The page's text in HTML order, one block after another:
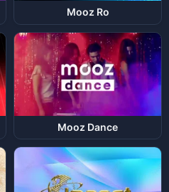
Mooz Ro
Mooz Dance